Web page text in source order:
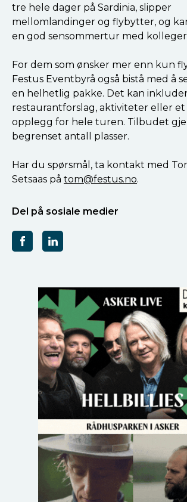
tre hele dager på Sardinia, slipper
mellomlandinger og flybytter, og
en god sensommertur med
For dem som ønsker mer enn kun
Festus Eventbyrå også bistå med å
en helhetlig pakke. Det kan
restaurantforslag, aktiviteter eller
opplegg for hele turen. Tilbudet
begrenset antall plasser.
Har du spørsmål, ta kontakt med
Setsaas på tom@festus.no.
Del på sosiale medier